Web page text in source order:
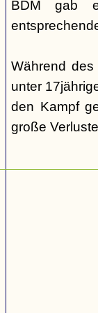
BDM gab
Während
unter
den Kampf
große